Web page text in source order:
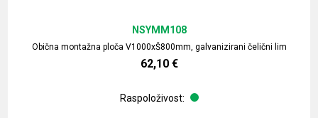
Obična montažna ploča V1000xŠ800mm, galvanizirani čelični lim
NSYMM108
62,10 €
Raspoloživost: